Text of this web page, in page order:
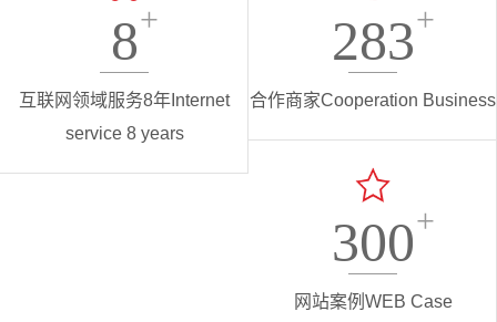
8+
互联网领域服务8年 Internet
service 8 years
283+
合作商家Cooperation Business
300+
网站案例 WEB Case